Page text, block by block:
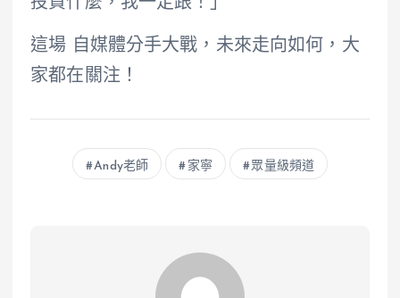
投資什麼，我一定跟！」
這場 自媒體分手大戰，未來走向如何，大
家都在關注！
Andy老師 家寧 眾量級頻道